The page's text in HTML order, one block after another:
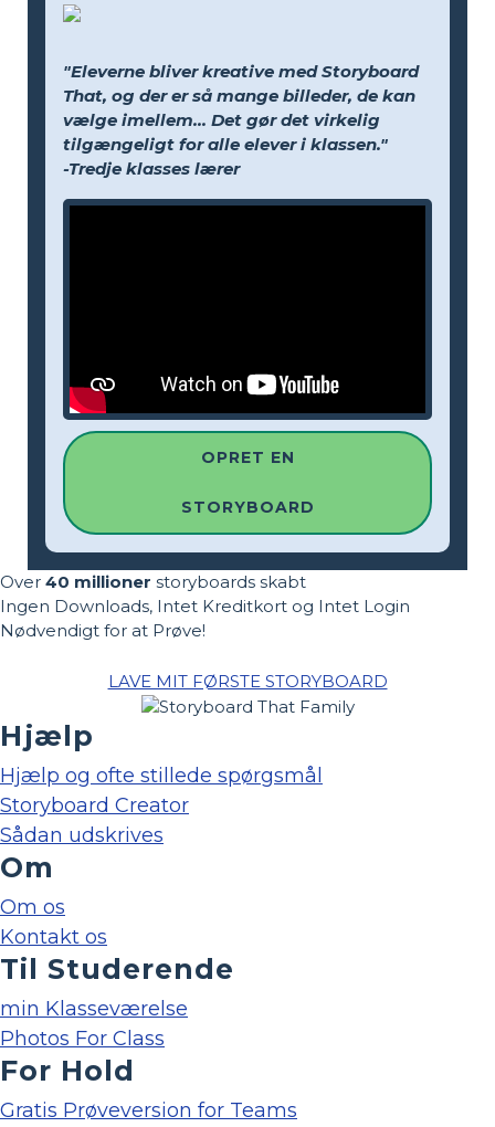
"Eleverne bliver kreative med Storyboard
That, og der er så mange billeder, de kan
vælge imellem... Det gør det virkelig
tilgængeligt for alle elever i klassen."
-Tredje klasses lærer
OPRET EN
STORYBOARD
Over 40 millioner storyboards skabt
Ingen Downloads, Intet Kreditkort og Intet Login
Nødvendigt for at Prøve!
LAVE MIT FØRSTE STORYBOARD
Hjælp
Hjælp og ofte stillede spørgsmål
Storyboard Creator
Sådan udskrives
Om
Om os
Kontakt os
Til Studerende
min Klasseværelse
Photos For Class
For Hold
Gratis Prøveversion for Teams